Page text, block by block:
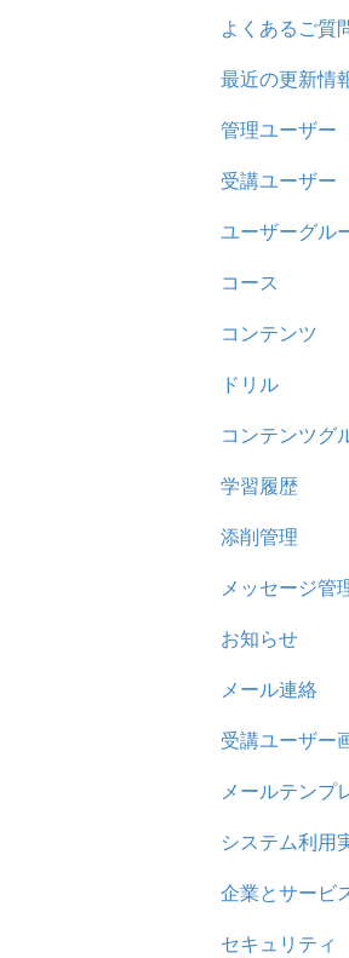
よくあるご質
契約
トライアル
カスタマイズ
インター
ザー
履歴
コンテンツ
CSV
ドキュメン
ビデオ
ドリル
メール
メッセージ
お知らせ
多言語変換
助成金
最近の更新情
2026年8月
2026年2月
2025年10
2025年9月
2025年3月
2024年12
2024年8月
2024年5月
2023年12
2023年11
2023年8月
2023年4月
管理ユーザー
管理ユー
受講ユーザー
基本操作
【新レイ
編集について
ユーザーグル
【新レイ
グループ設定
コース
基本操作
新レイアウト
旧レイアウ
コース詳細
ストレスチ
CSVについ
コンテンツ
ビデオ
ドキュメン
多言語表示
リンク
ドリル
概要
問題について
ドリルにつ
【問題・ド
ドリルスキ
問題属性
コンテンツグ
学習履歴
添削管理
概要
基本操作
採点権限の
ユーザ
メッセージ管
基本操作
リンクメッ
お知らせ
メール連絡
受講ユーザー
メールテンプ
システム利用
企業とサービ
用語の定義
セキュリティ